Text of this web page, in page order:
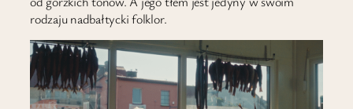
rodzaju nadbałtycki folklor.